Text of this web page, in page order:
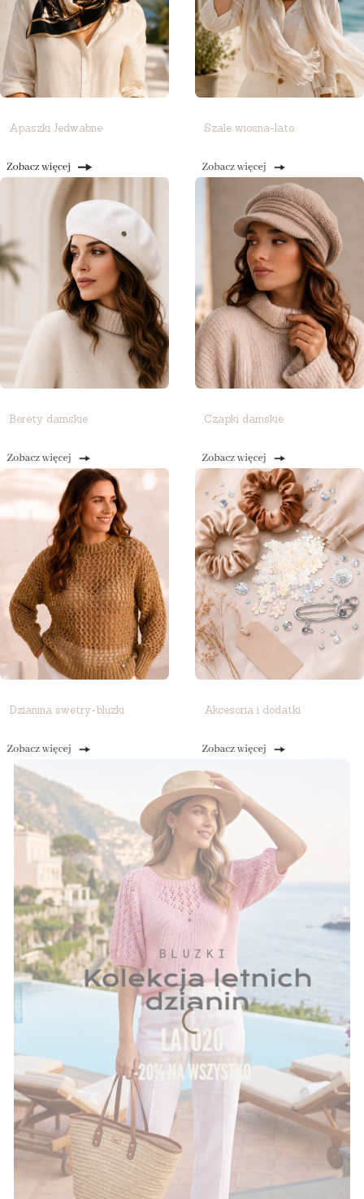
Apaszki Jedwabne Szale wiosna-lato
Berety damskie Czapki damskie
Dzianina swetry-bluzki Akcesoria i dodatki